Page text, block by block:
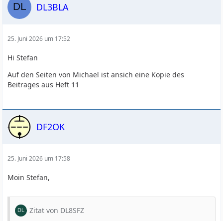
DL3BLA
25. Juni 2026 um 17:52
Hi Stefan
Auf den Seiten von Michael ist ansich eine Kopie des
Beitrages aus Heft 11
DF2OK
25. Juni 2026 um 17:58
Moin Stefan,
Zitat von DL8SFZ